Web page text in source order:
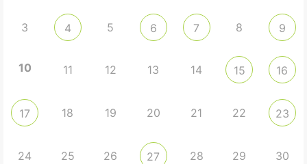
3 4 5 6 7 8 9
10 11 12 13 14 15 16
17 18 19 20 21 22 23
24 25 26 27 28 29 30